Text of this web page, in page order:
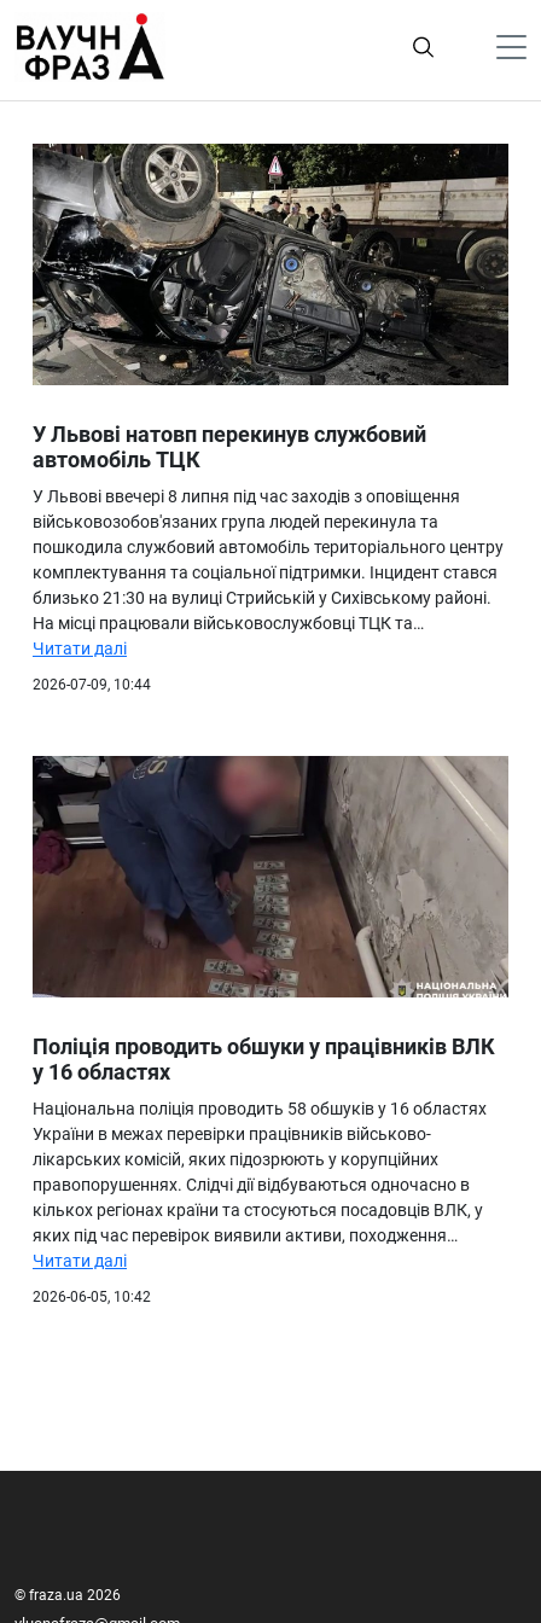
содержимому
Гроші
Життя
Лайфстайл
ТехноНаука
Людина
Ukraine
Про нас
У Львові натовп перекинув службовий
автомобіль ТЦК
У Львові ввечері 8 липня під час заходів з оповіщення
військовозобов'язаних група людей перекинула та
пошкодила службовий автомобіль територіального центру
комплектування та соціальної підтримки. Інцидент стався
близько 21:30 на вулиці Стрийській у Сихівському районі.
На місці працювали військовослужбовці ТЦК та…
Читати далі
2026-07-09, 10:44
Поліція проводить обшуки у працівників ВЛК
у 16 областях
Національна поліція проводить 58 обшуків у 16 областях
України в межах перевірки працівників військово-
лікарських комісій, яких підозрюють у корупційних
правопорушеннях. Слідчі дії відбуваються одночасно в
кількох регіонах країни та стосуються посадовців ВЛК, у
яких під час перевірок виявили активи, походження…
Читати далі
2026-06-05, 10:42
© fraza.ua 2026